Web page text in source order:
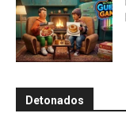
Detonados